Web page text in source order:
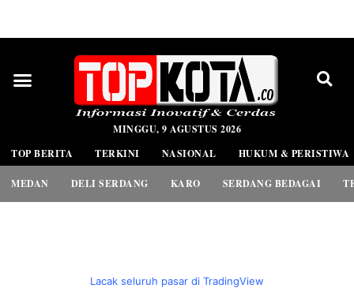
MINGGU, 9 AGUSTUS 2026
TOP BERITA
TERKINI NASIONAL HUKUM & PERISTIWA
MEDAN DELI SERDANG KARO SERDANG BEDAGAI
Lacak seluruh pasar di TradingView